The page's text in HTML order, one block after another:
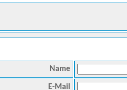
Name
E-Mail